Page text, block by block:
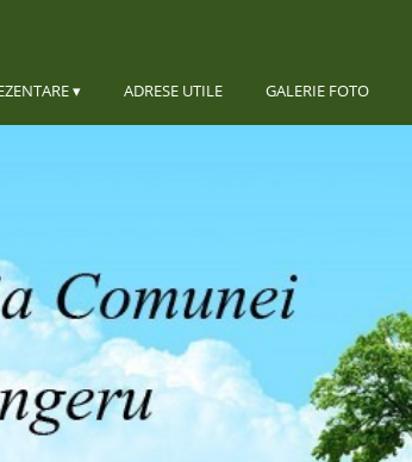
ADRESE UTILE GALERIE FOTO